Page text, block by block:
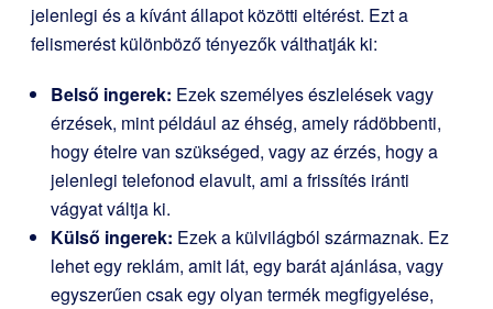
jelenlegi és a kívánt állapot közötti eltérést. Ezt a
felismerést különböző tényezők válthatják ki:
Belső ingerek: Ezek személyes észlelések vagy
érzések, mint például az éhség, amely rádöbbenti,
hogy ételre van szükséged, vagy az érzés, hogy a
jelenlegi telefonod elavult, ami a frissítés iránti
vágyat váltja ki.
Külső ingerek: Ezek a külvilágból származnak. Ez
lehet egy reklám, amit lát, egy barát ajánlása, vagy
egyszerűen csak egy olyan termék megfigyelése,